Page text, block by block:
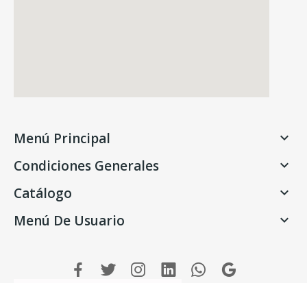
Menú Principal 
Condiciones Generales 
Catálogo 
Menú De Usuario 